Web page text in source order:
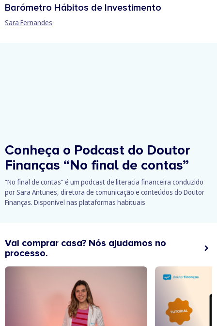
Barómetro Hábitos de Investimento
Sara Fernandes
Conheça o Podcast do Doutor
Finanças “No final de contas”
“No final de contas” é um podcast de literacia financeira conduzido
por Sara Antunes, diretora de comunicação e conteúdos do Doutor
Finanças. Disponível nas plataformas habituais
Vai comprar casa? Nós ajudamos no
processo.